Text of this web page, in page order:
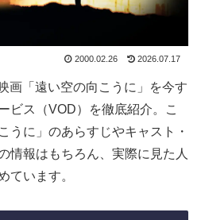
2000.02.26 2026.07.17
画「遠い空の向こうに」を今す
ビス（VOD）を徹底紹介。こ
うに」のあらすじやキャスト・
情報はもちろん、実際に見た人
ています。